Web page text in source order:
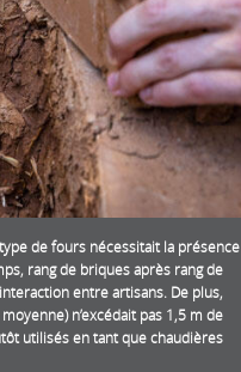
de fours nécessitait la présence
rang de briques après rang de
entre artisans. De plus,
n’excédait pas 1,5 m de
utilisés en tant que chaudières